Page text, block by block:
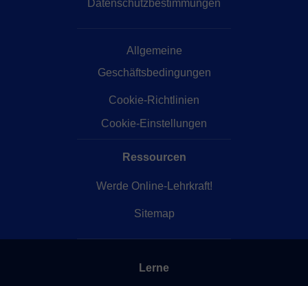
Datenschutzbestimmungen
Allgemeine
Geschäftsbedingungen
Cookie-Richtlinien
Cookie-Einstellungen
Ressourcen
Werde Online-Lehrkraft!
Sitemap
Lerne